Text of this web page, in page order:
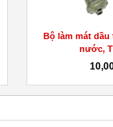
Bộ làm mát
nước,